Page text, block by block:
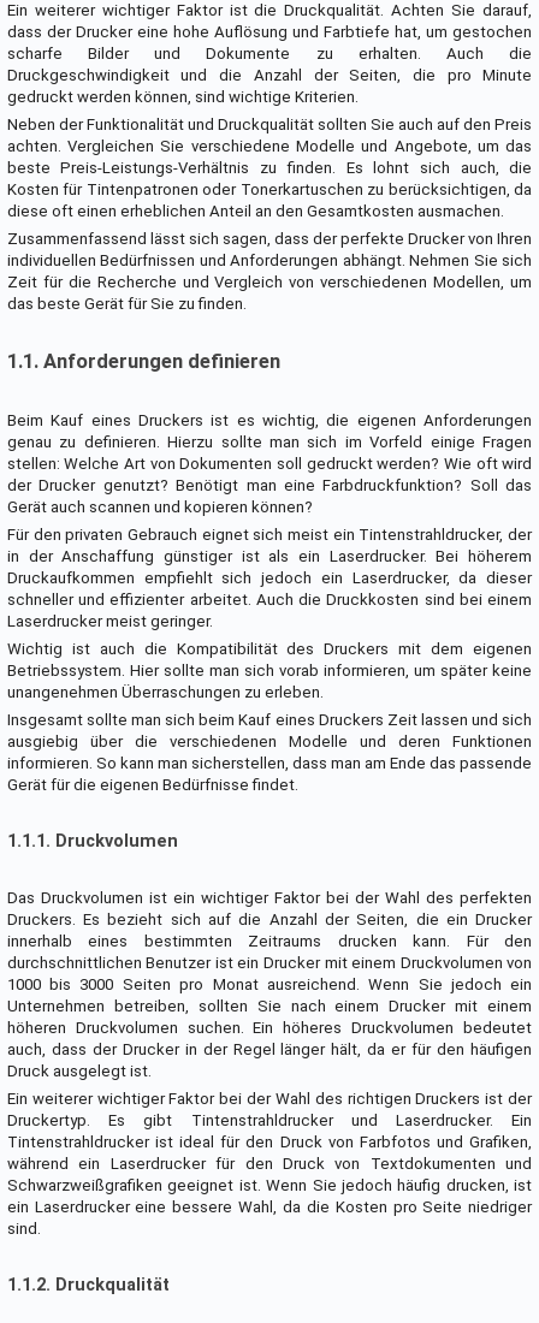
Ein weiterer wichtiger Faktor ist die Druckqualität. Achten Sie darauf,
dass der Drucker eine hohe Auflösung und Farbtiefe hat, um gestochen
scharfe Bilder und Dokumente zu erhalten. Auch die
Druckgeschwindigkeit und die Anzahl der Seiten, die pro Minute
gedruckt werden können, sind wichtige Kriterien.
Neben der Funktionalität und Druckqualität sollten Sie auch auf den Preis
achten. Vergleichen Sie verschiedene Modelle und Angebote, um das
beste Preis-Leistungs-Verhältnis zu finden. Es lohnt sich auch, die
Kosten für Tintenpatronen oder Tonerkartuschen zu berücksichtigen, da
diese oft einen erheblichen Anteil an den Gesamtkosten ausmachen.
Zusammenfassend lässt sich sagen, dass der perfekte Drucker von Ihren
individuellen Bedürfnissen und Anforderungen abhängt. Nehmen Sie sich
Zeit für die Recherche und Vergleich von verschiedenen Modellen, um
das beste Gerät für Sie zu finden.
1.1. Anforderungen definieren
Beim Kauf eines Druckers ist es wichtig, die eigenen Anforderungen
genau zu definieren. Hierzu sollte man sich im Vorfeld einige Fragen
stellen: Welche Art von Dokumenten soll gedruckt werden? Wie oft wird
der Drucker genutzt? Benötigt man eine Farbdruckfunktion? Soll das
Gerät auch scannen und kopieren können?
Für den privaten Gebrauch eignet sich meist ein Tintenstrahldrucker, der
in der Anschaffung günstiger ist als ein Laserdrucker. Bei höherem
Druckaufkommen empfiehlt sich jedoch ein Laserdrucker, da dieser
schneller und effizienter arbeitet. Auch die Druckkosten sind bei einem
Laserdrucker meist geringer.
Wichtig ist auch die Kompatibilität des Druckers mit dem eigenen
Betriebssystem. Hier sollte man sich vorab informieren, um später keine
unangenehmen Überraschungen zu erleben.
Insgesamt sollte man sich beim Kauf eines Druckers Zeit lassen und sich
ausgiebig über die verschiedenen Modelle und deren Funktionen
informieren. So kann man sicherstellen, dass man am Ende das passende
Gerät für die eigenen Bedürfnisse findet.
1.1.1. Druckvolumen
Das Druckvolumen ist ein wichtiger Faktor bei der Wahl des perfekten
Druckers. Es bezieht sich auf die Anzahl der Seiten, die ein Drucker
innerhalb eines bestimmten Zeitraums drucken kann. Für den
durchschnittlichen Benutzer ist ein Drucker mit einem Druckvolumen von
1000 bis 3000 Seiten pro Monat ausreichend. Wenn Sie jedoch ein
Unternehmen betreiben, sollten Sie nach einem Drucker mit einem
höheren Druckvolumen suchen. Ein höheres Druckvolumen bedeutet
auch, dass der Drucker in der Regel länger hält, da er für den häufigen
Druck ausgelegt ist.
Ein weiterer wichtiger Faktor bei der Wahl des richtigen Druckers ist der
Druckertyp. Es gibt Tintenstrahldrucker und Laserdrucker. Ein
Tintenstrahldrucker ist ideal für den Druck von Farbfotos und Grafiken,
während ein Laserdrucker für den Druck von Textdokumenten und
Schwarzweißgrafiken geeignet ist. Wenn Sie jedoch häufig drucken, ist
ein Laserdrucker eine bessere Wahl, da die Kosten pro Seite niedriger
sind.
1.1.2. Druckqualität